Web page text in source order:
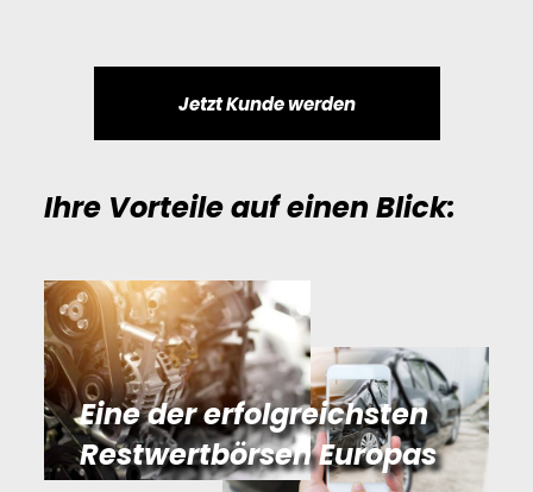
Jetzt Kunde werden
Ihre Vorteile auf einen Blick:
Eine der erfolgreichsten
Restwertbörsen Europas